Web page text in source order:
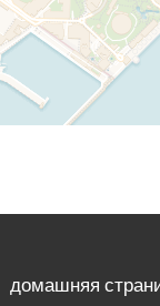
домашняя